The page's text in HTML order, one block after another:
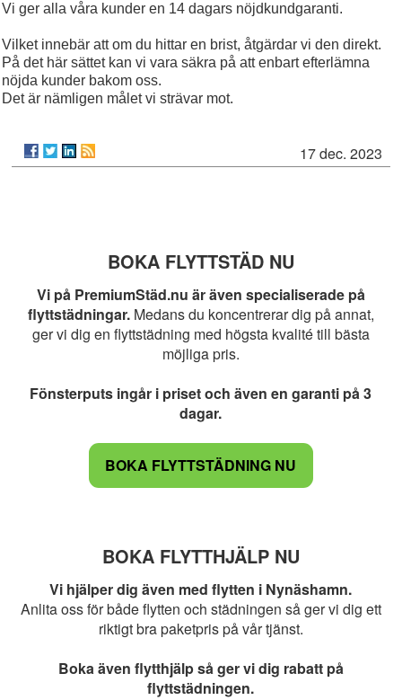
Vi ger alla våra kunder en 14 dagars nöjdkundgaranti.
Vilket innebär att om du hittar en brist, åtgärdar vi den direkt.
På det här sättet kan vi vara säkra på att enbart efterlämna
nöjda kunder bakom oss.
Det är nämligen målet vi strävar mot.
17 dec. 2023
BOKA FLYTTSTÄD NU
Vi på PremiumStäd.nu är även specialiserade på
flyttstädningar. Medans du koncentrerar dig på annat,
ger vi dig en flyttstädning med högsta kvalité till bästa
möjliga pris.
Fönsterputs ingår i priset och även en garanti på 3
dagar.
BOKA FLYTTSTÄDNING NU
BOKA FLYTTHJÄLP NU
Vi hjälper dig även med flytten i Nynäshamn.
Anlita oss för både flytten och städningen så ger vi dig ett
riktigt bra paketpris på vår tjänst.
Boka även flytthjälp så ger vi dig rabatt på
flyttstädningen.